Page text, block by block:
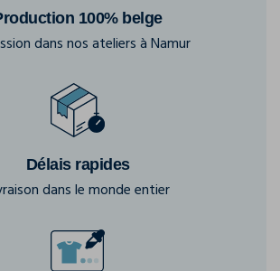
100% belge
dans nos ateliers à Namur
Délais rapides
dans le monde entier